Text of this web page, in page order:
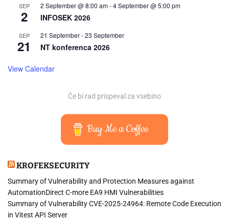
SEP
2
2 September @ 8:00 am-4 September @ 5:00 pm
INFOSEK 2026
SEP
21
21 September-23 September
NT konferenca 2026
View Calendar
Če bi rad prispeval za vsebino
Buy Me a Coffee
KROFEKSECURITY
Summary of Vulnerability and Protection Measures against
AutomationDirect C-more EA9 HMI Vulnerabilities
Summary of Vulnerability CVE-2025-24964: Remote Code Execution
in Vitest API Server